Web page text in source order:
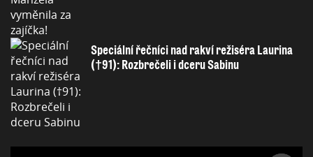
Speciální řečníci nad rakví režiséra Laurina
(†91): Rozbrečeli i dceru Sabinu